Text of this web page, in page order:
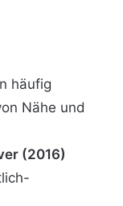
häufig
Nähe und
(2016)